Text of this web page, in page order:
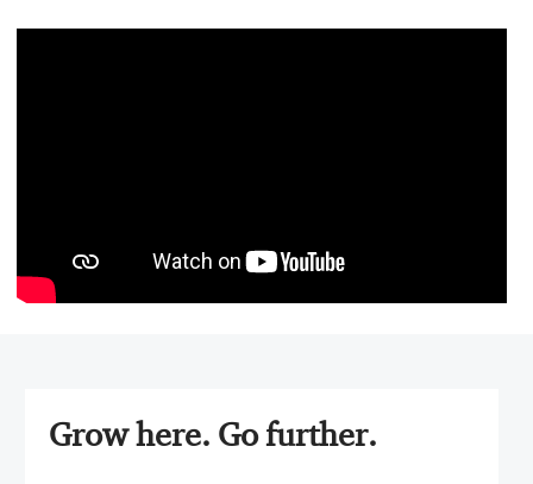
Grow here. Go further.